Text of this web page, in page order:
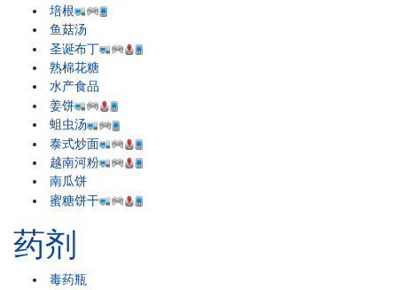
培根
鱼菇汤
圣诞布丁
熟棉花糖
水产食品
姜饼
蛆虫汤
泰式炒面
越南河粉
南瓜饼
蜜糖饼干
药剂
毒药瓶